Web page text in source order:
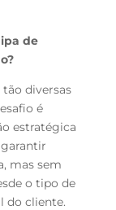
de
diversas
é
estratégica
garantir
mas sem
o tipo de
do cliente.